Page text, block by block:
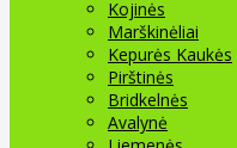
Kojinės
Marškinėliai
Kepurės Kaukės
Pirštinės
Bridkelnės
Avalynė